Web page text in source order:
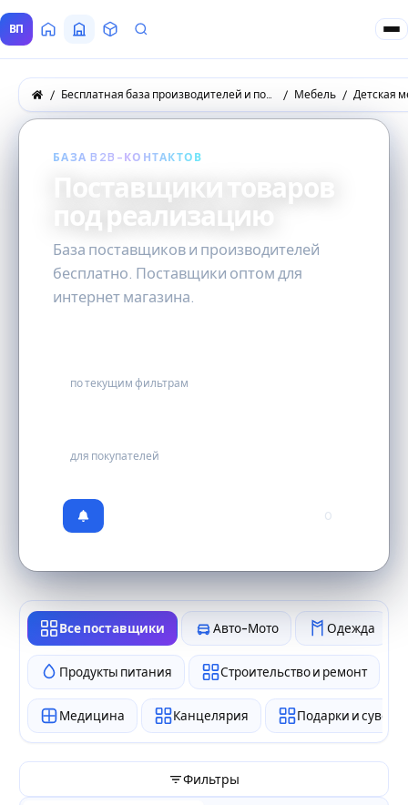
ВП ГлавнаяВсе Поставщики
ТоварыЗапросы покупателей
Бесплатная база производителей и поставщиков товаров оптом Мебель Детская
БАЗА B2B-КОНТАКТОВ
Поставщики товаров
под реализацию
База поставщиков и производителей
бесплатно. Поставщики оптом для
интернет магазина.
по текущим фильтрам
для покупателей
0
Все поставщики Авто-Мото Одежда
Продукты питания Строительство и ремонт
Медицина Канцелярия Подарки и
Фильтры